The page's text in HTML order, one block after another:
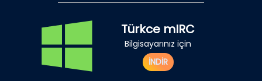
Türkce mIRC
Bilgisayarınız için
İNDİR